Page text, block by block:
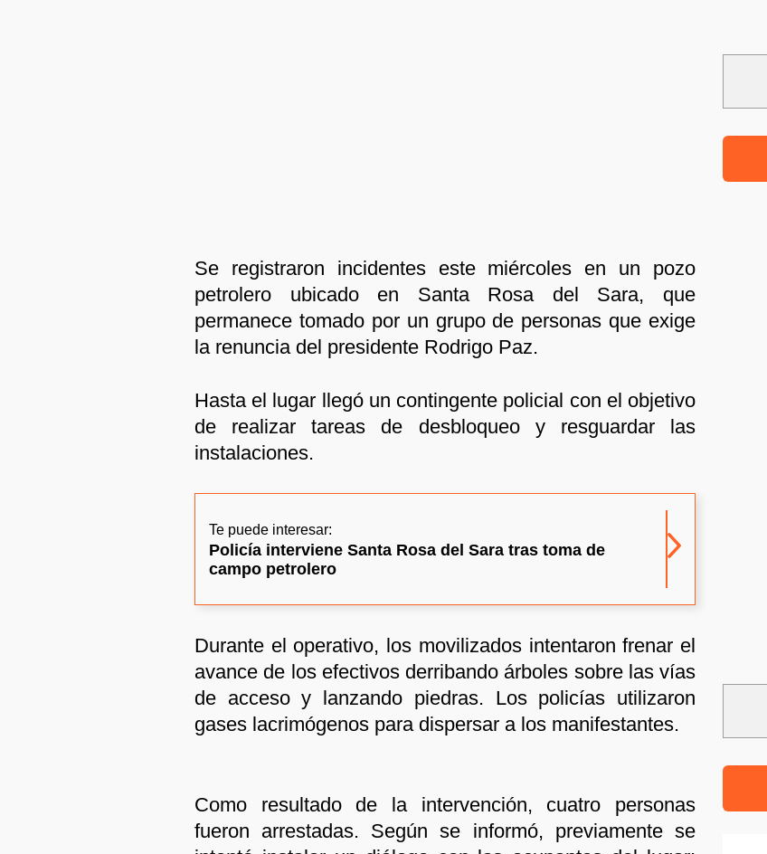
Se registraron incidentes este miércoles en un pozo
petrolero ubicado en Santa Rosa del Sara, que
permanece tomado por un grupo de personas que exige
la renuncia del presidente Rodrigo Paz.
Hasta el lugar llegó un contingente policial con el objetivo
de realizar tareas de desbloqueo y resguardar las
instalaciones.
Te puede interesar:
Policía interviene Santa Rosa del Sara tras toma de
campo petrolero
Durante el operativo, los movilizados intentaron frenar el
avance de los efectivos derribando árboles sobre las vías
de acceso y lanzando piedras. Los policías utilizaron
gases lacrimógenos para dispersar a los manifestantes.
Como resultado de la intervención, cuatro personas
fueron arrestadas. Según se informó, previamente se